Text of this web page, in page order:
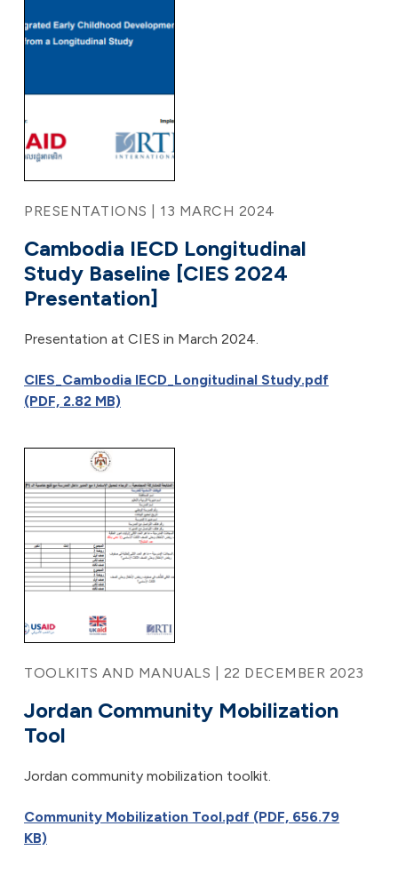
PRESENTATIONS | 13 MARCH 2024
Cambodia IECD Longitudinal
Study Baseline [CIES 2024
Presentation]
Presentation at CIES in March 2024.
CIES_Cambodia IECD_Longitudinal Study.pdf
(PDF, 2.82 MB)
TOOLKITS AND MANUALS | 22 DECEMBER 2023
Jordan Community Mobilization
Tool
Jordan community mobilization toolkit.
Community Mobilization Tool.pdf (PDF, 656.79
KB)